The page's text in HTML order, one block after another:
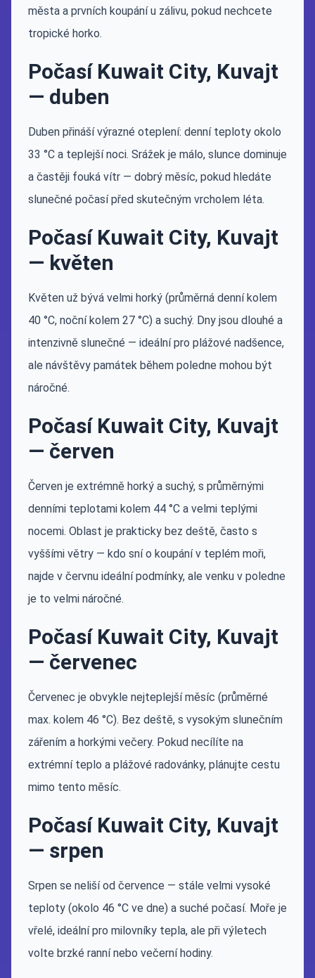
města a prvních koupání u zálivu, pokud nechcete
tropické horko.
Počasí Kuwait City, Kuvajt
— duben
Duben přináší výrazné oteplení: denní teploty okolo
33 °C a teplejší noci. Srážek je málo, slunce dominuje
a častěji fouká vítr — dobrý měsíc, pokud hledáte
slunečné počasí před skutečným vrcholem léta.
Počasí Kuwait City, Kuvajt
— květen
Květen už bývá velmi horký (průměrná denní kolem
40 °C, noční kolem 27 °C) a suchý. Dny jsou dlouhé a
intenzivně slunečné — ideální pro plážové nadšence,
ale návštěvy památek během poledne mohou být
náročné.
Počasí Kuwait City, Kuvajt
— červen
Červen je extrémně horký a suchý, s průměrnými
denními teplotami kolem 44 °C a velmi teplými
nocemi. Oblast je prakticky bez deště, často s
vyššími větry — kdo sní o koupání v teplém moři,
najde v červnu ideální podmínky, ale venku v poledne
je to velmi náročné.
Počasí Kuwait City, Kuvajt
— červenec
Červenec je obvykle nejteplejší měsíc (průměrné
max. kolem 46 °C). Bez deště, s vysokým slunečním
zářením a horkými večery. Pokud necílíte na
extrémní teplo a plážové radovánky, plánujte cestu
mimo tento měsíc.
Počasí Kuwait City, Kuvajt
— srpen
Srpen se neliší od července — stále velmi vysoké
teploty (okolo 46 °C ve dne) a suché počasí. Moře je
vřelé, ideální pro milovníky tepla, ale při výletech
volte brzké ranní nebo večerní hodiny.